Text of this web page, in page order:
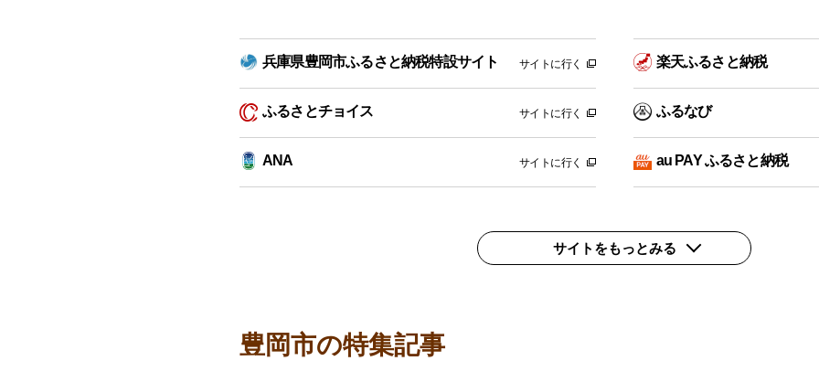
兵庫県豊岡市ふるさと納税特設サイト サイトに行く 楽天ふるさと納税
ふるさとチョイス サイトに行く ふるなび
ANA サイトに行く au PAY ふるさと納税
サイトをもっとみる
豊岡市の特集記事